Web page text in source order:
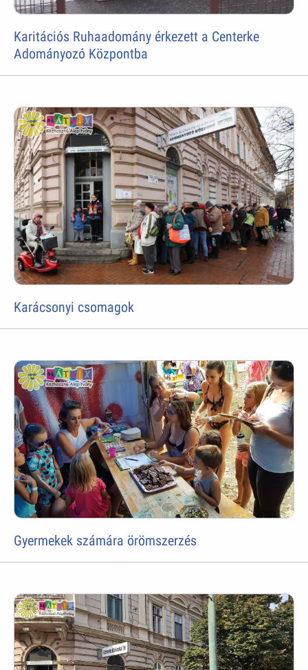
Karitációs Ruhaadomány érkezett a Centerke
Adományozó Központba
Karácsonyi csomagok
Gyermekek számára örömszerzés